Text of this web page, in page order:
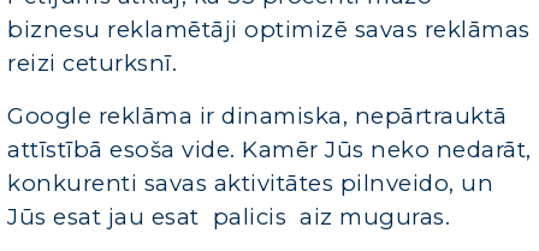
biznesu reklamētāji optimizē savas reklāmas
reizi ceturksnī.
Google reklāma ir dinamiska, nepārtrauktā
attīstībā esoša vide. Kamēr Jūs neko nedarāt,
konkurenti savas aktivitātes pilnveido, un
Jūs esat jau esat palicis aiz muguras.